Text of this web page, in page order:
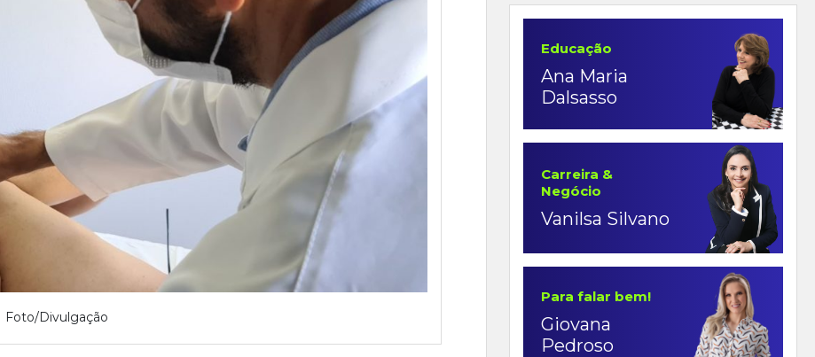
Foto/Divulgação
Educação
Ana Maria
Dalsasso
Carreira &
Negócio
Vanilsa Silvano
Para falar bem!
Giovana
Pedroso